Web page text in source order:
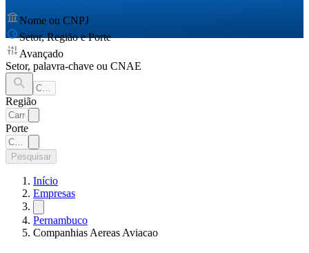
Nome ou CNPJ
Setor, Região e Porte
Avançado
Setor, palavra-chave ou CNAE
Região
Porte
Pesquisar
Início
Empresas
Pernambuco
Companhias Aereas Aviacao